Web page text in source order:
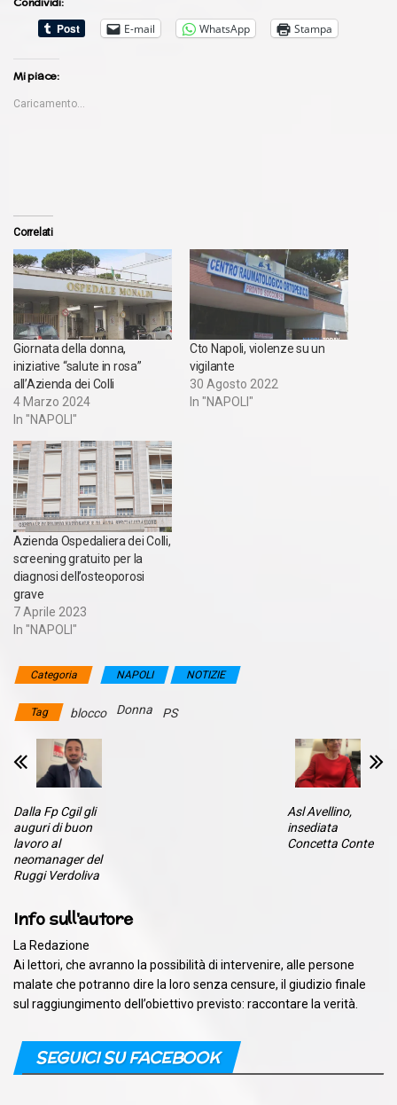
E-mail
WhatsApp Stampa
Mi piace:
Caricamento...
Correlati
Giornata della donna,
iniziative “salute in rosa”
all’Azienda dei Colli
4 Marzo 2024
In "NAPOLI"
Cto Napoli, violenze su un
vigilante
30 Agosto 2022
In "NAPOLI"
Azienda Ospedaliera dei Colli,
screening gratuito per la
diagnosi dell’osteoporosi
grave
7 Aprile 2023
In "NAPOLI"
Categoria NAPOLI NOTIZIE
Tag blocco Donna PS
Dalla Fp Cgil gli
auguri di buon
lavoro al
neomanager del
Ruggi Verdoliva
Asl Avellino,
insediata
Concetta Conte
Info sull'autore
La Redazione
Ai lettori, che avranno la possibilità di intervenire, alle persone
malate che potranno dire la loro senza censure, il giudizio finale
sul raggiungimento dell’obiettivo previsto: raccontare la verità.
SEGUICI SU FACEBOOK